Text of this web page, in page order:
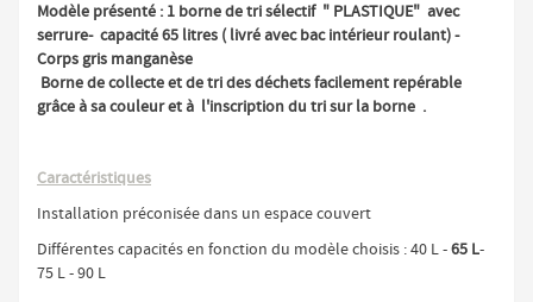
Modèle présenté : 1 borne de tri sélectif " PLASTIQUE" avec
serrure- capacité 65 litres ( livré avec bac intérieur roulant) -
Corps gris manganèse
Borne de collecte et de tri des déchets facilement repérable
grâce à sa couleur et à l'inscription du tri sur la borne .
Caractéristiques
Installation préconisée dans un espace couvert
Différentes capacités en fonction du modèle choisis : 40 L -65 L-
75 L - 90 L